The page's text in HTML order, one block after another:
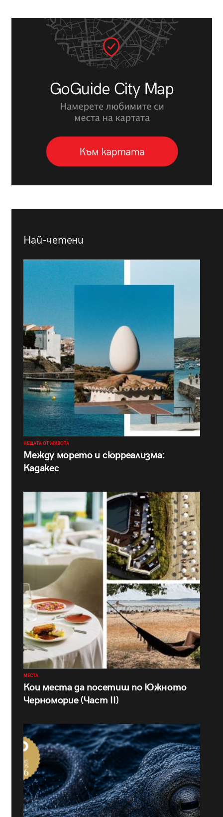
Най-четени
НЕЩАТА ОТ ЖИВОТА
Между морето и сюрреализма:
Кадакес
МЕСТА
Кои места да посетиш по Южното
Черноморие (Част II)